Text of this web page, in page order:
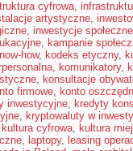
cyfrowa,
artystyczne,
, inwestycje społeczne
, kampanie
how, kodeks etyczny,
, komunikatory,
, konsultacje
firmowe, konto
inwestycyjne, kredyty
, kryptowaluty w
kultura cyfrowa, kultura
, laptopy, leasing